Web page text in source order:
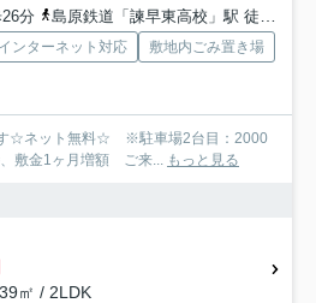
分
島原鉄道「諫早東高校」駅 徒歩24分
インターネット対応
敷地内ごみ置き場
す☆ネット無料☆ ※駐車場2台目：2000
敷金1ヶ月増額 ご来...
もっと見る
㎡ / 2LDK